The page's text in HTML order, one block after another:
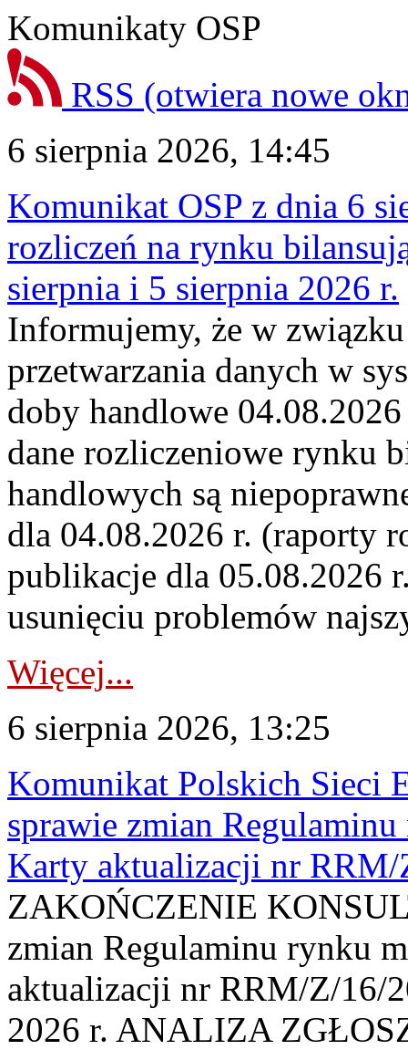
Komunikaty OSP
RSS (otwiera nowe
6 sierpnia 2026, 14:45
Komunikat OSP z dnia 6
rozliczeń na rynku
sierpnia i 5 sierpnia 2026 r.
Informujemy, że w
przetwarzania danych w
doby handlowe
dane rozliczeniowe rynku
handlowych są
dla 04.08.2026 r. (raporty
publikacje dla 05.08.2026
usunięciu problemów
Więcej...
6 sierpnia 2026, 13:25
Komunikat Polskich Sieci
sprawie zmian
Karty aktualizacji nr
ZAKOŃCZENIE
zmian Regulaminu rynku
aktualizacji nr RRM/Z/16/
2026 r. ANALIZA